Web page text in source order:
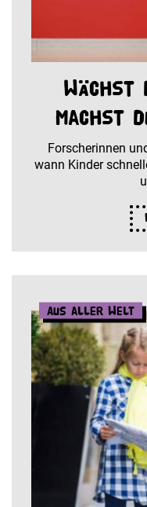
Wächst
machst
Forscherinnen
wann Kinder
Aus aller Welt